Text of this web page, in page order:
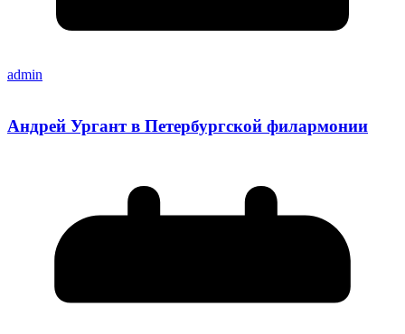
admin
Андрей Ургант в Петербургской филармонии